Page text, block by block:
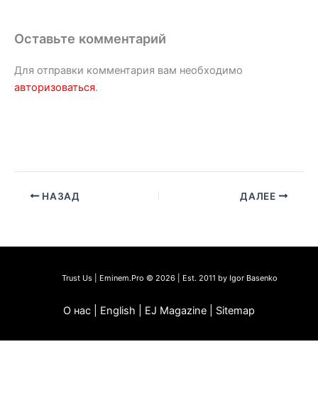
Оставьте комментарий
Для отправки комментария вам необходимо
авторизоваться.
НАЗАД ДАЛЕЕ
Trust Us | Eminem.Pro © 2026 | Est. 2011 by Igor Basenko
О нас | English | EJ Magazine | Sitemap